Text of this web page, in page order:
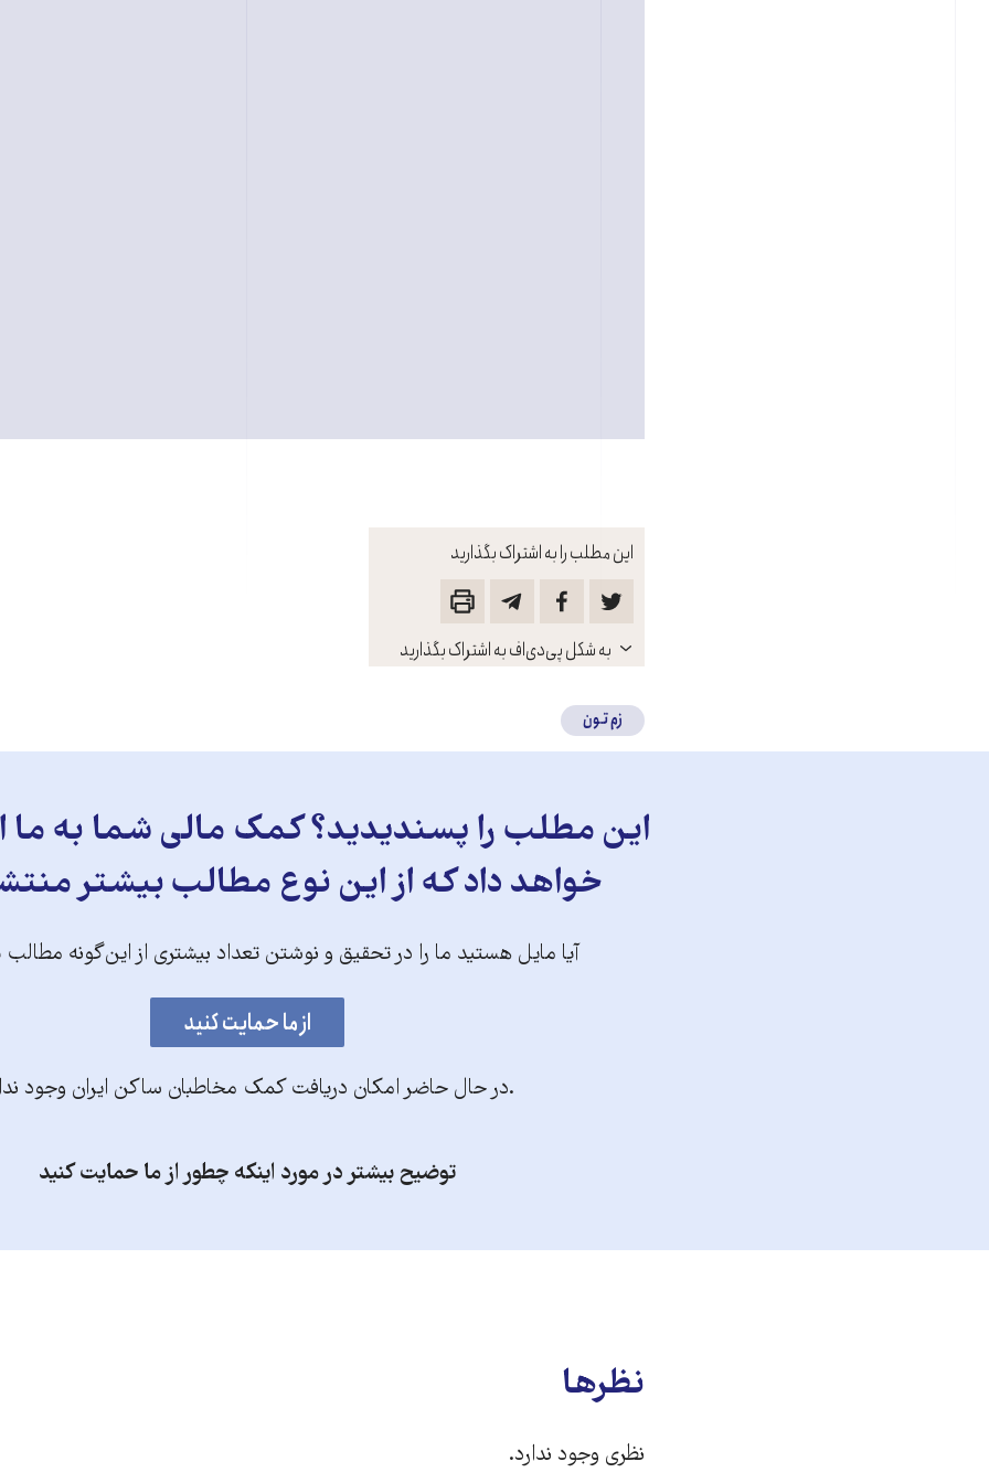
این مطلب را به اشتراک بگذارید
باز
کنید
به شکل پی‌دی‌اف به اشتراک بگذارید
زم تون
این مطلب را پسندیدید؟ کمک مالی شما به ما
خواهد داد که از این نوع مطالب بیشتر
آیا مایل هستید ما را در تحقیق و نوشتن تعداد بیشتری از این‌گونه مطالب
.در حال حاضر امکان دریافت کمک مخاطبان ساکن ایران وجود
توضیح بیشتر در مورد اینکه چطور از ما حمایت کنید
نظرها
نظری وجود ندارد.